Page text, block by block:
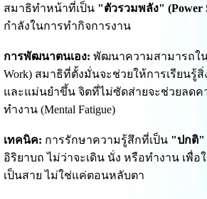
สมาธิทำหน้าที่เป็น "ตัวรวมพลัง" (Power
กำลังในการทำกิจการงาน
การพัฒนาตนเอง: พัฒนาความสามารถใน
Work) สมาธิที่ตั้งมั่นจะช่วยให้การเรียนรู้สิ่
และแม่นยำขึ้น จิตที่ไม่ซัดส่ายจะช่วยลดค
ทำงาน (Mental Fatigue)
เทคนิค: การรักษาความรู้สึกที่เป็น "ปกติ"
อิริยาบถ ไม่ว่าจะเดิน นั่ง หรือทำงาน เพื่
เป็นสาย ไม่ใช่แค่ตอนหลับตา